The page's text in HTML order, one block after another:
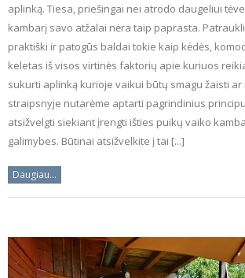
aplinką. Tiesa, priešingai nei atrodo daugeliui
kambarį savo atžalai nėra taip paprasta.
praktiški ir patogūs baldai tokie kaip kėdės,
keletas iš visos virtinės faktorių apie kuriuos
sukurti aplinką kurioje vaikui būtų smagu žaisti ar
straipsnyje nutarėme aptarti pagrindinius
atsižvelgti siekiant įrengti išties puikų vaiko
galimybes. Būtinai atsižvelkite į tai [...]
Daugiau...